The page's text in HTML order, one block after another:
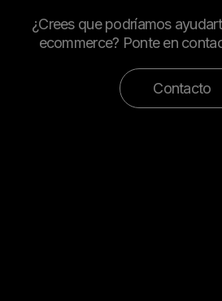
¿Crees que podríamos
ecommerce? Ponte en
Contacto